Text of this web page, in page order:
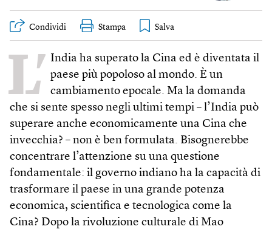
Condividi Stampa
L’ India ha superato la Cina ed è diventata il
paese più popoloso al mondo. È un
cambiamento epocale. Ma la domanda
che si sente spesso negli ultimi tempi – l’India può
superare anche economicamente una Cina che
invecchia? – non è ben formulata. Bisognerebbe
concentrare l’attenzione su una questione
fondamentale: il governo indiano ha la capacità di
trasformare il paese in una grande potenza
economica, scientifica e tecnologica come la
Cina? Dopo la rivoluzione culturale di Mao